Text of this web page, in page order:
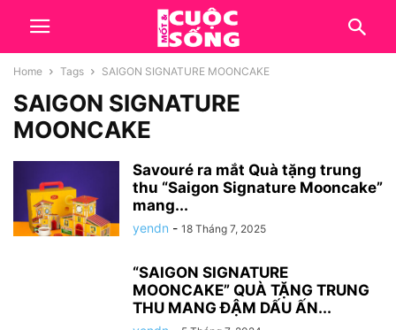
Home Tags SAIGON SIGNATURE MOONCAKE
SAIGON SIGNATURE
MOONCAKE
Savouré ra mắt Quà tặng trung
thu “Saigon Signature Mooncake”
mang...
yendn - 18 Tháng 7, 2025
“SAIGON SIGNATURE
MOONCAKE” QUÀ TẶNG TRUNG
THU MANG ĐẬM DẤU ẤN...